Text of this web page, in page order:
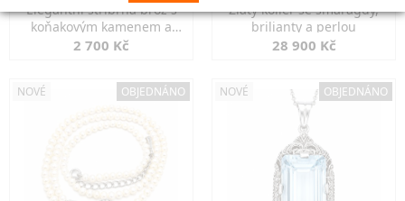
Elegantní stříbrná brož s
koňakovým kamenem a
markazity
2 700 Kč
Zlatý kolier se smaragdy,
brilianty a perlou
28 900 Kč
NOVÉ OBJEDNÁNO NOVÉ OBJEDNÁNO